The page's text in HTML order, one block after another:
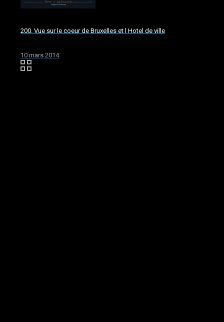
200. Vue sur le coeur de Bruxelles et l Hotel de ville
10 mars 2014